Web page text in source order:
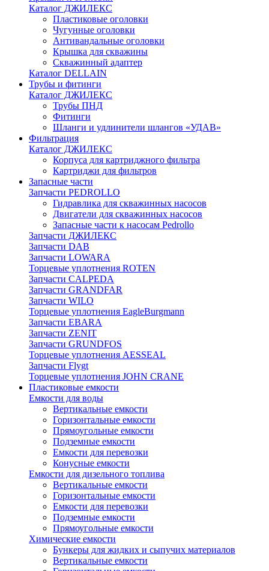
Каталог ДЖИЛЕКС
Пластиковые оголовки
Чугунные оголовки
Антивандальные оголовки
Крышка для скважины
Скважинный адаптер
Каталог DELLAIN
Трубы и фитинги
Каталог ДЖИЛЕКС
Трубы ПНД
Фитинги
Шланги и удлинители шлангов «УДАВ»
Фильтрация
Каталог ДЖИЛЕКС
Корпуса для картриджного фильтра
Картриджи для фильтров
Запасные части
Запчасти PEDROLLO
Гидравлика для скважинных насосов
Двигатели для скважинных насосов
Запасные части к насосам Pedrollo
Запчасти ДЖИЛЕКС
Запчасти DAB
Запчасти LOWARA
Торцевые уплотнения ROTEN
Запчасти CALPEDA
Запчасти GRANDFAR
Запчасти WILO
Торцевые уплотнения EagleBurgmann
Запчасти EBARA
Запчасти ZENIT
Запчасти GRUNDFOS
Торцевые уплотнения AESSEAL
Запчасти Flygt
Торцевые уплотнения JOHN CRANE
Пластиковые емкости
Емкости для воды
Вертикальные емкости
Горизонтальные емкости
Прямоугольные емкости
Подземные емкости
Емкости для перевозки
Конусные емкости
Емкости для дизельного топлива
Вертикальные емкости
Горизонтальные емкости
Емкости для перевозки
Подземные емкости
Прямоугольные емкости
Химические емкости
Бункеры для жидких и сыпучих материалов
Вертикальные емкости